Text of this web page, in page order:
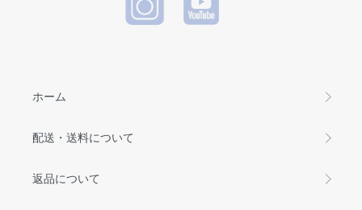
ホーム
配送・送料について
返品について